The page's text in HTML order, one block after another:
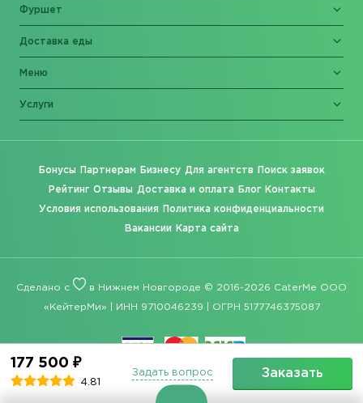
177 500 ₽
4.81
Заказать
Задать вопрос
Фуршет
Доставка еды
Меню
Услуги
Бонусы Партнерам Бизнесу Для агентств Поиск заявок
Рейтинг Отзывы Доставка и оплата Блог Контакты
Условия использования Политика конфиденциальности
Вакансии Карта сайта
Сделано с в Нижнем Новгороде © 2016-2026 CaterMe ООО
«КейтерМи» | ИНН 9710046239 | ОГРН 5177746375087